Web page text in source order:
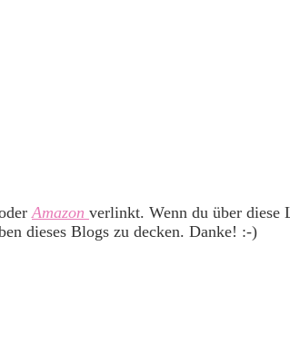
Amazon verlinkt. Wenn du über diese
dieses Blogs zu decken. Danke! :-)